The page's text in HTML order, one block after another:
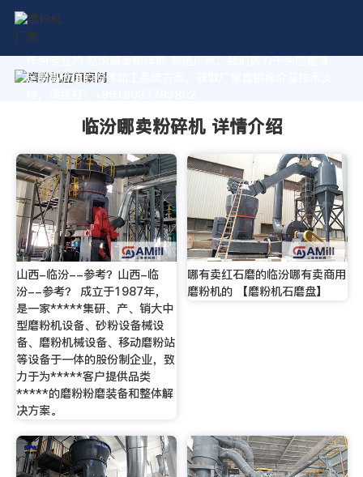
作为专业的 临汾哪卖粉碎机 制造厂家，我们致力于为您量身
定制高价值的粉体加工系统方案。获取厂家直销报价及技术支
临汾哪卖粉碎机 详情介绍
山西-临汾--参考？山西-临
汾--参考？ 成立于1987年，
是一家*****集研、产、销大中
型磨粉机设备、砂粉设备械设
备、磨粉机械设备、移动磨粉站
等设备于一体的股份制企业，致
力于为*****客户提供品类
*****的磨粉粉磨装备和整体解
决方案。
哪有卖红石磨的临汾哪有卖商用
磨粉机的 【磨粉机石磨盘】